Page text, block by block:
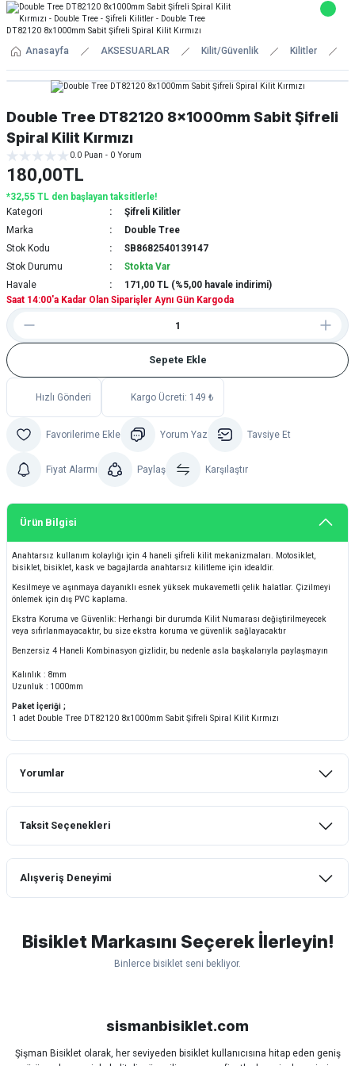
Anasayfa AKSESUARLAR Kilit/Güvenlik Kilitler
Double Tree DT82120 8x1000mm Sabit Şifreli
Spiral Kilit Kırmızı
0.0 Puan - 0 Yorum
180,00TL
*32,55 TL den başlayan taksitlerle!
Kategori
Şifreli Kilitler
Marka
Double Tree
Stok Kodu
SB8682540139147
Stok Durumu
Stokta Var
Havale
171,00 TL (%5,00 havale indirimi)
Saat 14:00'a Kadar Olan Siparişler Aynı Gün Kargoda
Sepete Ekle
Hızlı Gönderi Kargo Ücreti: 149 ₺
Yorum Yaz Tavsiye Et
Fiyat Alarmı Paylaş Karşılaştır
Ürün Bilgisi
Anahtarsız kullanım kolaylığı için 4 haneli şifreli kilit mekanizmaları. Motosiklet,
bisiklet, bisiklet, kask ve bagajlarda anahtarsız kilitleme için idealdir.
Kesilmeye ve aşınmaya dayanıklı esnek yüksek mukavemetli çelik halatlar. Çizilmeyi
önlemek için dış PVC kaplama.
Ekstra Koruma ve Güvenlik: Herhangi bir durumda Kilit Numarası değiştirilmeyecek
veya sıfırlanmayacaktır, bu size ekstra koruma ve güvenlik sağlayacaktır
Benzersiz 4 Haneli Kombinasyon gizlidir, bu nedenle asla başkalarıyla paylaşmayın
Kalınlık : 8mm
Uzunluk : 1000mm
Paket İçeriği ;
1 adet Double Tree DT82120 8x1000mm Sabit Şifreli Spiral Kilit Kırmızı
Yorumlar
Taksit Seçenekleri
Alışveriş Deneyimi
lastik yanak kısmından 3cm yarıldı ama
normal sürüşe uygun
Bahriye Akay Tan | 21/07/2026
Bisiklet Markasını Seçerek İlerleyin!
Binlerce bisiklet seni bekliyor.
sismanbisiklet.com
Şişman Bisiklet olarak, her seviyeden bisiklet kullanıcısına hitap eden geniş